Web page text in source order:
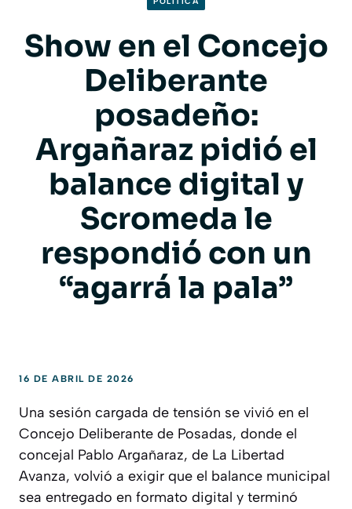
Show en el Concejo
Deliberante
posadeño:
Argañaraz pidió el
balance digital y
Scromeda le
respondió con un
“agarrá la pala”
16 DE ABRIL DE 2026
Una sesión cargada de tensión se vivió en el
Concejo Deliberante de Posadas, donde el
concejal Pablo Argañaraz, de La Libertad
Avanza, volvió a exigir que el balance municipal
sea entregado en formato digital y terminó